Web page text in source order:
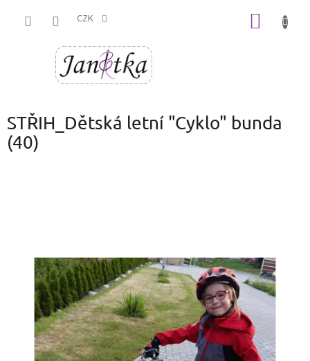
CZK
STŘIH_Dětská letní "Cyklo" bunda
(40)